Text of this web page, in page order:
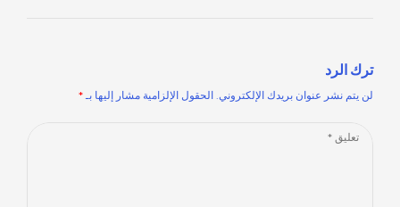
ترك الرد
لن يتم نشر عنوان بريدك الإلكتروني. الحقول الإلزامية مشار إليها بـ*
Comment